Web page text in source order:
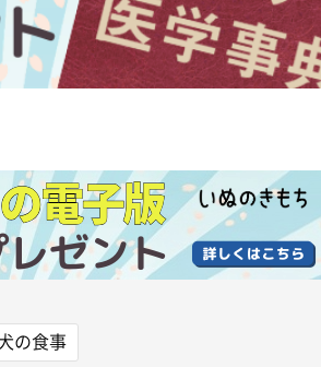
の食事